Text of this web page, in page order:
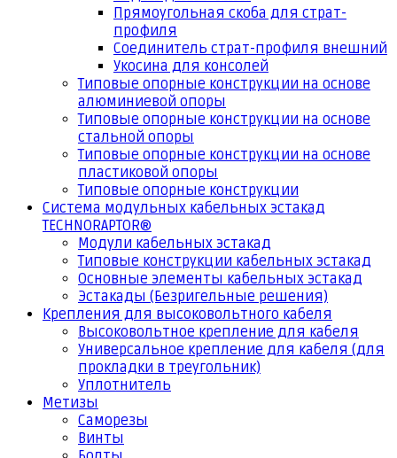
Прямоугольная скоба для страт-
профиля
Соединитель страт-профиля внешний
Укосина для консолей
Типовые опорные конструкции на основе
алюминиевой опоры
Типовые опорные конструкции на основе
стальной опоры
Типовые опорные конструкции на основе
пластиковой опоры
Типовые опорные конструкции
Система модульных кабельных эстакад
TECHNORAPTOR®
Модули кабельных эстакад
Типовые конструкции кабельных эстакад
Основные элементы кабельных эстакад
Эстакады (Безригельные решения)
Крепления для высоковольтного кабеля
Высоковольтное крепление для кабеля
Универсальное крепление для кабеля (для
прокладки в треугольник)
Уплотнитель
Метизы
Саморезы
Винты